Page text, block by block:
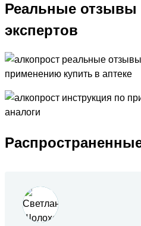
Реальные отзывы
экспертов